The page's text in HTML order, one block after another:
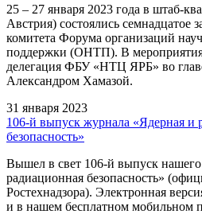
25 – 27 января 2023 года в штаб-
Австрия) состоялись семнадцатое
комитета Форума организаций
поддержки (ОНТП). В
делегация ФБУ «НТЦ ЯРБ» во
Александром Хамазой.
31 января 2023
106-й выпуск журнала «Ядерная и
безопасность»
Вышел в свет 106-й выпуск
радиационная безопасность»
Ростехнадзора). Электронная
и в нашем бесплатном мобильном